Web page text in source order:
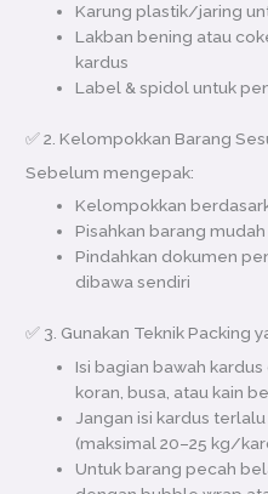
Karung plastik/jaring
Lakban bening atau
kardus
Label & spidol untuk
✅ 2. Kelompokkan Barang
Sebelum mengepak:
Kelompokkan
Pisahkan barang
Pindahkan dokumen
dibawa sendiri
✅ 3. Gunakan Teknik Packing
Isi bagian bawah
koran, busa, atau kain
Jangan isi kardus
(maksimal 20–25 kg/
Untuk barang pecah